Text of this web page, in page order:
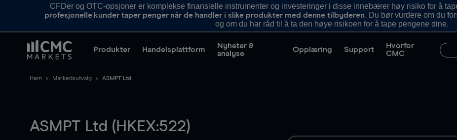
CFDer og OTC-opsjoner er komplekse finansielle instrumenter og investeringer i disse innebærer høy risiko for å
profesjonelle kunder taper penger når de handler i slike produkter med denne tilbyderen. Du bør vurdere om du
og om du har råd til å ta den høye risikoen for å tape pengene dine.
Produkter Handelsplattform
Nyheter &
analyse
Opplæring Support
Hvorfor
CMC
Hem Markedsutvalg ASMPT Ltd
ASMPT Ltd (HKEX:522)